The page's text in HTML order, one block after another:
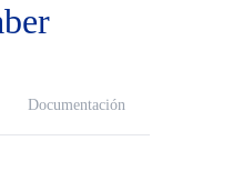
Documentación